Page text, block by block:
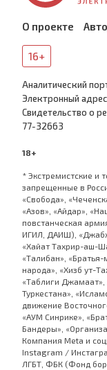
О проекте
16+
Аналитический
Электронный
Cвидетельство о
77-32663
18+
* Экстремистские и
запрещенные в
«Свобода»,
«Азов», «Айдар»,
повстанческая
ИГИЛ, ДАИШ),
«Хайат Тахрир-аш-
«Талибан»,
народа», «Хизб ут-
«Таблиги
Туркестана»,
движение
«АУМ Синрике»,
Бандеры»,
Компания Meta и
Instagram /
ЛГБТ, ФБК (Фонд